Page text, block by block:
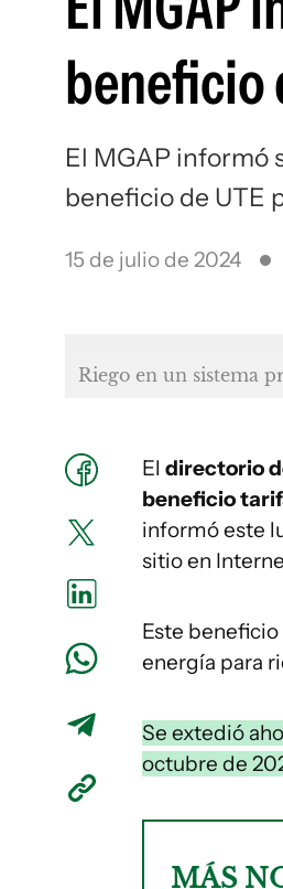
beneficio
El MGAP informó
beneficio de UTE
15 de julio de 2024
Riego en un sistema
El directorio
beneficio
informó este
sitio en
Este
energía para
Se extedió
octubre de
MÁS